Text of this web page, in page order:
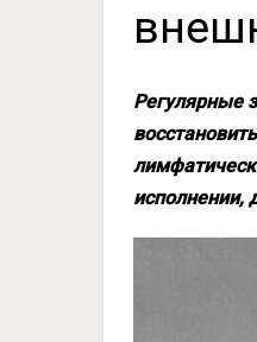
Регулярные
исполнении,